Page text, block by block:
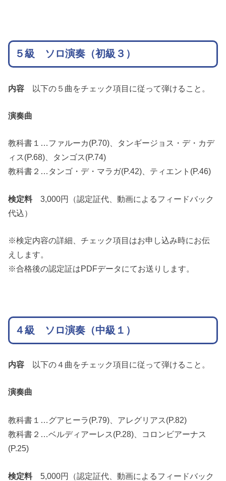
５級 ソロ演奏（初級３）
内容 以下の５曲をチェック項目に従って弾けること。
演奏曲
教科書１…ファルーカ(P.70)、タンギージョス・デ・カデ
ィス(P.68)、タンゴス(P.74)
教科書２…タンゴ・デ・マラガ(P.42)、ティエント(P.46)
検定料3,000円（認定証代、動画によるフィードバック
代込）
※検定内容の詳細、チェック項目はお申し込み時にお伝
えします。
※合格後の認定証はPDFデータにてお送りします。
４級 ソロ演奏（中級１）
内容 以下の４曲をチェック項目に従って弾けること。
演奏曲
教科書１…グアヒーラ(P.79)、アレグリアス(P.82)
教科書２…ベルディアーレス(P.28)、コロンビアーナス
(P.25)
検定料5,000円（認定証代、動画によるフィードバック